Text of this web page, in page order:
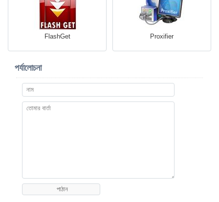
FlashGet Proxifier
পর্যালোচনা